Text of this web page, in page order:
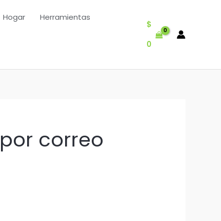
Hogar Herramientas
$
0
correo